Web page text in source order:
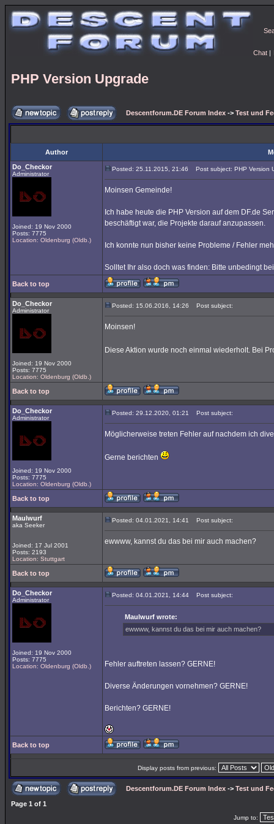
Chat |
PHP Version Upgrade
Descentforum.DE Forum Index -> Test und
Author
Do_Checkor
Administrator
Joined: 19 Nov 2000
Posts: 7775
Location: Oldenburg (Oldb.)
Posted: 25.11.2015, 21:46 Post subject: PHP Version
Moinsen Gemeinde!
Ich habe heute die PHP Version auf dem DF.de
beschäftigt war, die Projekte darauf anzupassen.
Ich konnte nun bisher keine Probleme / Fehler
Solltet Ihr also doch was finden: Bitte unbedingt
Back to top
Do_Checkor
Administrator
Joined: 19 Nov 2000
Posts: 7775
Location: Oldenburg (Oldb.)
Posted: 15.06.2016, 14:26 Post subject:
Moinsen!
Diese Aktion wurde noch einmal wiederholt. Bei
Back to top
Do_Checkor
Administrator
Joined: 19 Nov 2000
Posts: 7775
Location: Oldenburg (Oldb.)
Posted: 29.12.2020, 01:21 Post subject:
Möglicherweise treten Fehler auf nachdem ich
Gerne berichten
Back to top
Maulwurf
aka Seeker
Joined: 17 Jul 2001
Posts: 2193
Location: Stuttgart
Posted: 04.01.2021, 14:41 Post subject:
ewwww, kannst du das bei mir auch machen?
Back to top
Do_Checkor
Administrator
Joined: 19 Nov 2000
Posts: 7775
Location: Oldenburg (Oldb.)
Posted: 04.01.2021, 14:44 Post subject:
Maulwurf wrote:
ewwww, kannst du das bei mir auch machen?
Fehler auftreten lassen? GERNE!
Diverse Änderungen vornehmen? GERNE!
Berichten? GERNE!
Back to top
Display posts from previous:
Descentforum.DE Forum Index -> Test und
Page 1 of 1
Jump to: